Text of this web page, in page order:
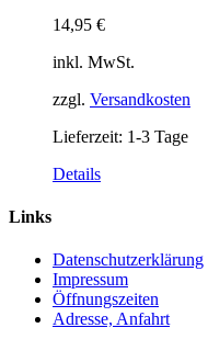
14,95 €
inkl. MwSt.
zzgl. Versandkosten
Lieferzeit: 1-3 Tage
Dieses
Varianten
auf.
Die
Optionen
können
Details
Links
Datenschutzerklärung
Impressum
Öffnungszeiten
Adresse, Anfahrt